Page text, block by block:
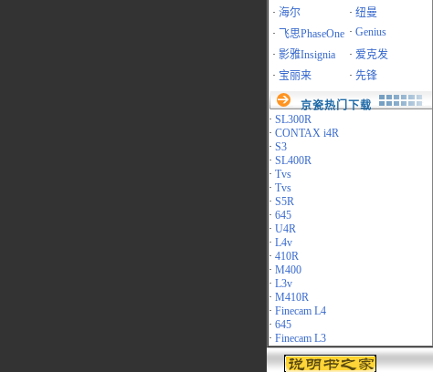
· 海尔 · 纽曼
·
飞思PhaseOne · Genius
· 影雅Insignia · 爱克发
· 宝丽来 · 先锋
京瓷热门下载
· SL300R
· CONTAX i4R
· S3
· SL400R
· Tvs
· Tvs
· S5R
· 645
· U4R
· L4v
· 410R
· M400
· L3v
· M410R
· Finecam L4
· 645
· Finecam L3